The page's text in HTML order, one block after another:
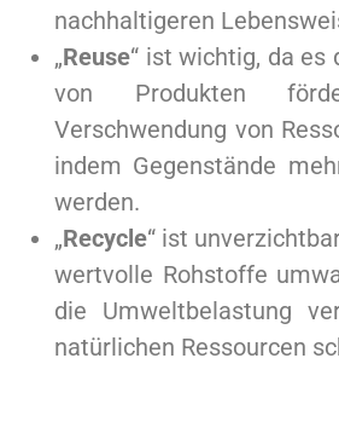
nachhaltigeren
„Reuse“ ist wichtig, da es
von Produkten
Verschwendung von
indem Gegenstände
werden.
„Recycle“ ist
wertvolle Rohstoffe
die Umweltbelastung
natürlichen Ressourcen